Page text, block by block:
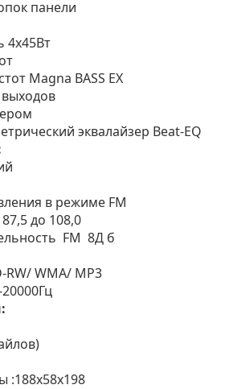
панели
4х45Вт
Magna BASS EX
эквалайзер Beat-EQ
в режиме FM
до 108,0
FM 8Д б
RW/ WMA/ MP3
:188х58х198